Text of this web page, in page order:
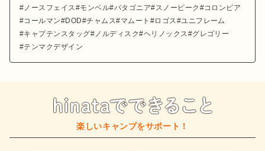
ノースフェイス モンベル パタゴニア スノーピーク
コロンビア
コールマン
DOD チャムス マムート ロゴス
ユニフレーム
キャプテンスタッグ
ノルディスク ヘリノックス
グレゴリー
テンマクデザイン
楽しいキャンプをサポート！